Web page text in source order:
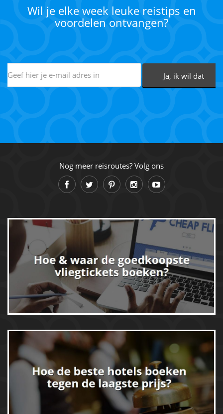
Wil je elke week leuke reistips en
voordelen ontvangen?
Nog meer reisroutes? Volg ons